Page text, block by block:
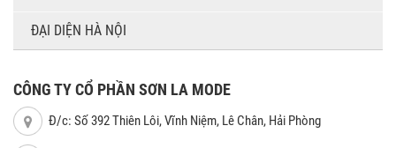
ĐẠI DIỆN HÀ NỘI
CÔNG TY CỔ PHẦN SƠN LA MODE
Đ/c: Số 392 Thiên Lôi, Vĩnh Niệm, Lê Chân, Hải Phòng